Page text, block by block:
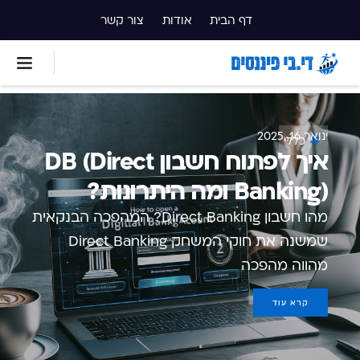
דף הבית אודות צור קשר
כלליינואר 16, 2025
איך לפתוח חשבון DB (Direct
Banking) ומה היתרונות?
מהו חשבון Direct Banking? המהפכה הבנקאית
שמשנה את חוקי המשחק Direct Banking
מהווה מהפכה
קרא עוד